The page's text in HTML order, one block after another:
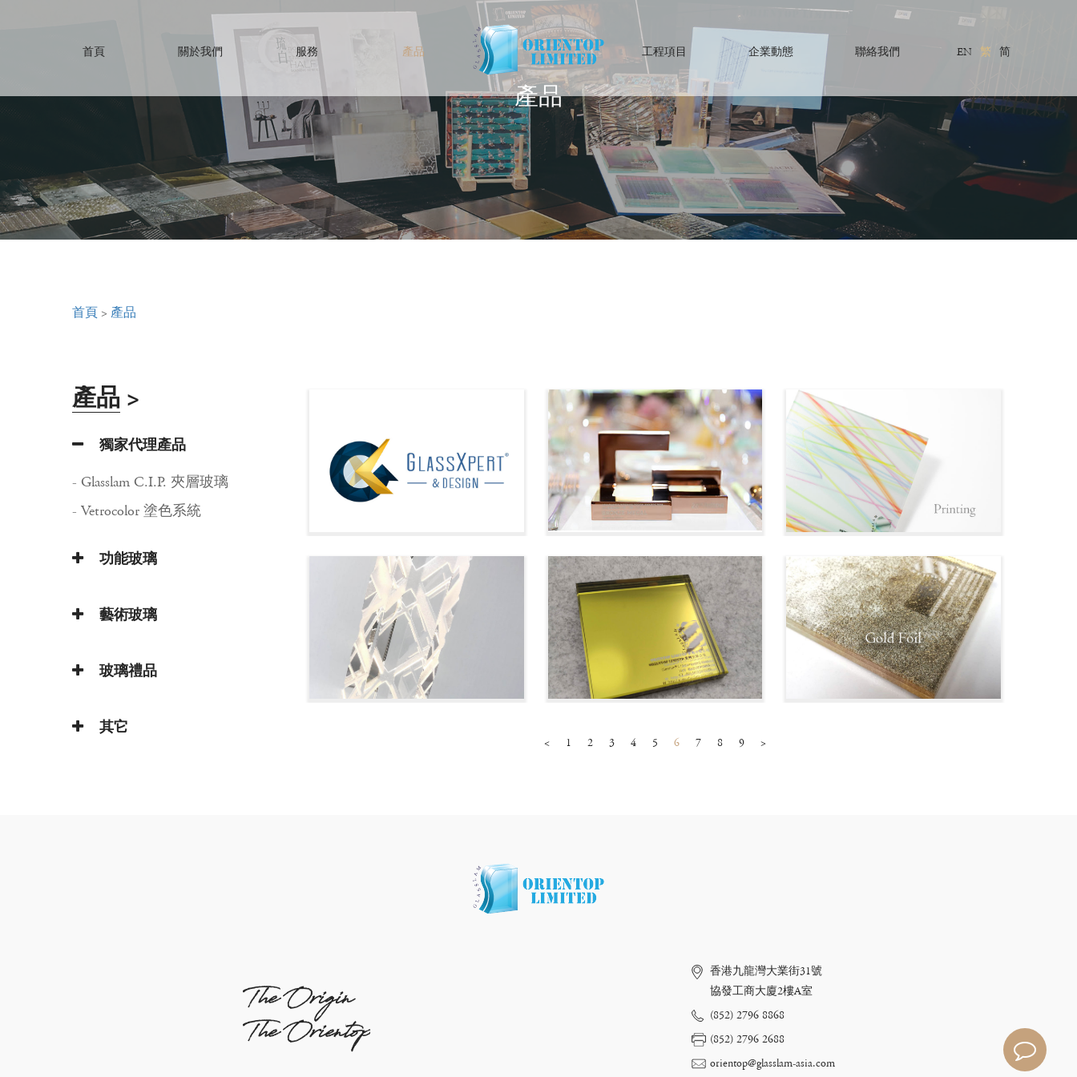
首頁 關於我們 服務 產品 工程項目 企業動態 聯絡我們 EN 繁 简
產品
首頁 > 產品
產品 >
獨家代理產品
- Glasslam C.I.P. 夾層玻璃
- Vetrocolor 塗色系統
功能玻璃
藝術玻璃
玻璃禮品
其它
< 1 2 3 4 5 6 7 8 9 >
The Origin
The Orientop
香港九龍灣大業街31號
協發工商大廈2樓A室
(852) 2796 8868
(852) 2796 2688
orientop@glasslam-asia.com